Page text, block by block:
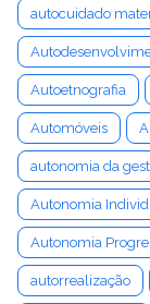
autocuidado
Autoetnografia
Automóveis
autonomia da
Autonomia
Autonomia
autorrealização